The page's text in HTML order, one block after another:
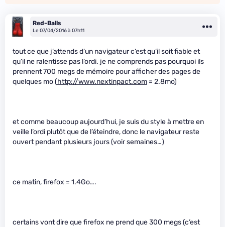
Red-Balls
Le 07/04/2016 à 07h11
tout ce que j’attends d’un navigateur c’est qu’il soit fiable et
qu’il ne ralentisse pas l’ordi. je ne comprends pas pourquoi ils
prennent 700 megs de mémoire pour afficher des pages de
quelques mo (http://www.nextinpact.com = 2.8mo)
et comme beaucoup aujourd’hui, je suis du style à mettre en
veille l’ordi plutôt que de l’éteindre, donc le navigateur reste
ouvert pendant plusieurs jours (voir semaines…)
ce matin, firefox = 1.4Go….
certains vont dire que firefox ne prend que 300 megs (c’est